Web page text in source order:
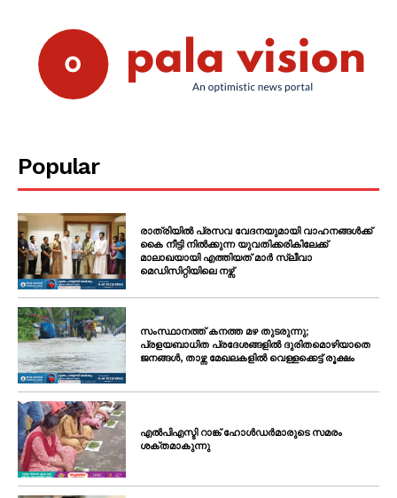
Popular
രാത്രിയിൽ പ്രസവ വേദനയുമായി വാഹനങ്ങൾക്ക്
കൈ നീട്ടി നിൽക്കുന്ന യുവതിക്കരികിലേക്ക്
മാലാഖയായി എത്തിയത് മാർ സ്ലീവാ
മെഡിസിറ്റിയിലെ നഴ്സ്
സംസ്ഥാനത്ത് കനത്ത മഴ തുടരുന്നു;
പ്രളയബാധിത പ്രദേശങ്ങളിൽ ദുരിതമൊഴിയാതെ
ജനങ്ങൾ, താഴ്ന്ന മേഖലകളിൽ വെള്ളക്കെട്ട് രൂക്ഷം
എൽപിഎസ്ടി റാങ്ക് ഹോൾഡർമാരുടെ സമരം
ശക്തമാകുന്നു